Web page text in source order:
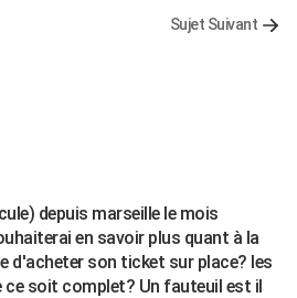
Sujet Suivant
depuis marseille le mois
en savoir plus quant à la
d'acheter son ticket sur place? les
ce soit complet? Un fauteuil est il